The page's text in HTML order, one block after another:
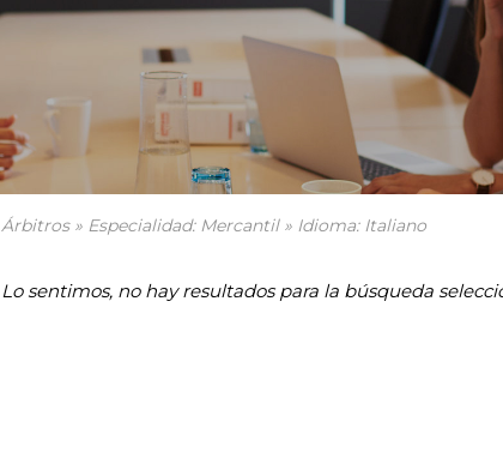
Árbitros » Especialidad: Mercantil » Idioma: Italiano
Lo sentimos, no hay resultados para la búsqueda